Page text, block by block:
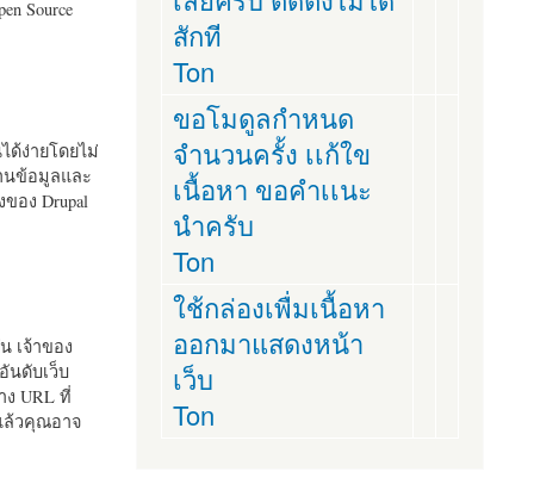
Source
ด้ง่ายโดยไม่
นข้อมูลและ
อง Drupal
เจ้าของ
นดับเว็บ
URL ที่
ล้วคุณอาจ
สักที
Ton
ขอโมดูลกำหนด
จำนวนครั้ง เเก้ใข
เนื้อหา ขอคำเเนะ
นำครับ
Ton
ใช้กล่องเพื่มเนื้อหา
ออกมาแสดงหน้า
เว็บ
Ton